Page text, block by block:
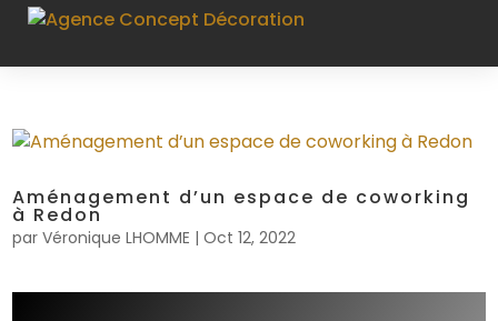
Aménagement d’un espace de coworking
à Redon
parVéronique LHOMME |Oct 12, 2022